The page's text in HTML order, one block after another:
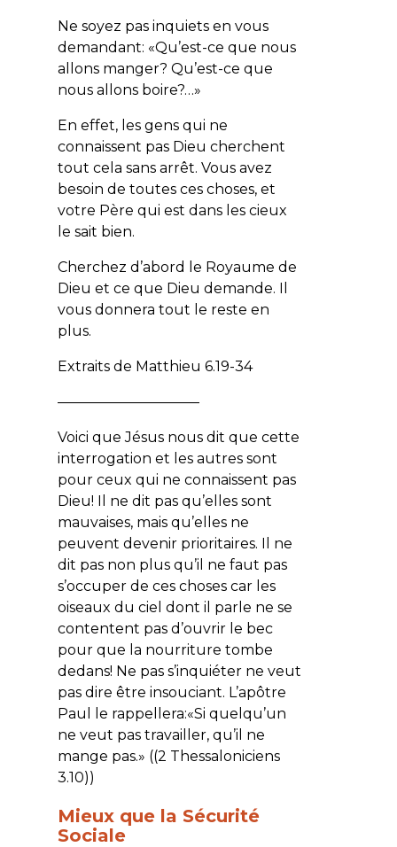
Ne soyez pas inquiets en vous
demandant: «Qu’est-ce que nous
allons manger? Qu’est-ce que
nous allons boire?…»
En effet, les gens qui ne
connaissent pas Dieu cherchent
tout cela sans arrêt. Vous avez
besoin de toutes ces choses, et
votre Père qui est dans les cieux
le sait bien.
Cherchez d’abord le Royaume de
Dieu et ce que Dieu demande. Il
vous donnera tout le reste en
plus.
Extraits de Matthieu 6.19-34
——————————
Voici que Jésus nous dit que cette
interrogation et les autres sont
pour ceux qui ne connaissent pas
Dieu! Il ne dit pas qu’elles sont
mauvaises, mais qu’elles ne
peuvent devenir prioritaires. Il ne
dit pas non plus qu’il ne faut pas
s’occuper de ces choses car les
oiseaux du ciel dont il parle ne se
contentent pas d’ouvrir le bec
pour que la nourriture tombe
dedans! Ne pas s’inquiéter ne veut
pas dire être insouciant. L’apôtre
Paul le rappellera:«Si quelqu’un
ne veut pas travailler, qu’il ne
mange pas.» ((2 Thessaloniciens
3.10))
Mieux que la Sécurité
Sociale